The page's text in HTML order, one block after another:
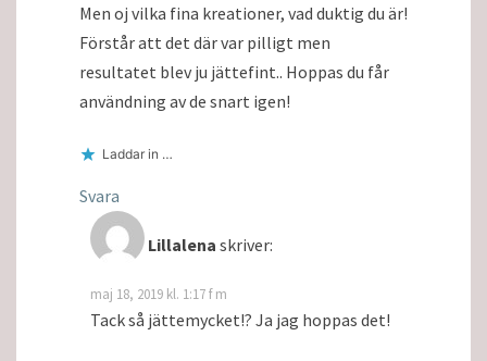
Men oj vilka fina kreationer, vad duktig du är!
Förstår att det där var pilligt men
resultatet blev ju jättefint.. Hoppas du får
användning av de snart igen!
Laddar in …
Svara
Lillalena skriver:
maj 18, 2019 kl. 1:17 f m
Tack så jättemycket!? Ja jag hoppas det!